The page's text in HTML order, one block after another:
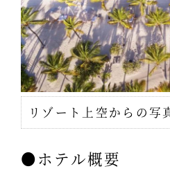
リゾート上空からの写
●ホテル概要